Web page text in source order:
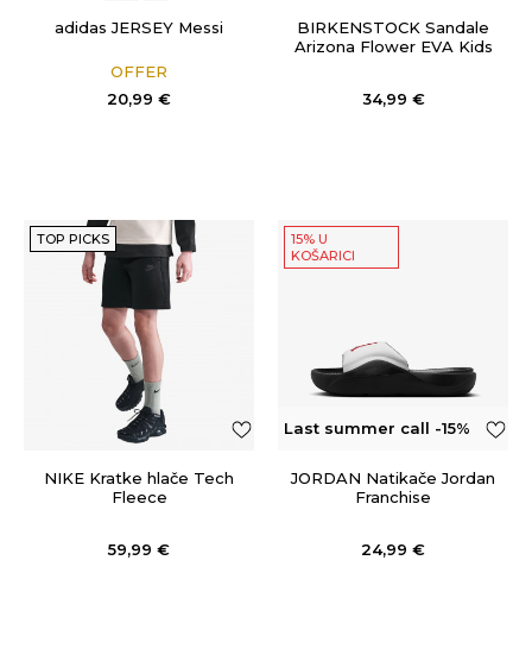
adidas JERSEY Messi
OFFER
20,99 €
OFF
BIRKENSTOCK Sandale
Arizona Flower EVA Kids
34,99 €
TOP PICKS
NIKE Kratke hlače Tech
Fleece
59,99 €
15% U
KOŠARICI
Last summer call -15%
OFF
JORDAN Natikače Jordan
Franchise
24,99 €